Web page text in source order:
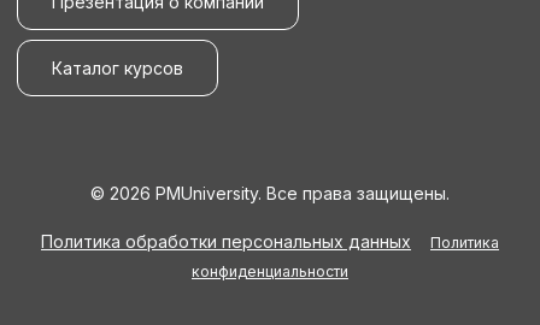
Каталог курсов
© 2026 PMUniversity. Все права защищены.
Политика обработки персональных данных
Политика
конфиденциальности